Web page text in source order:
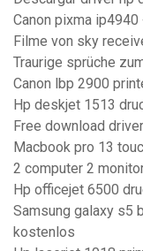
Canon pixma
Filme von sky
Traurige sprüche
Canon lbp 2900
Hp deskjet 1513
Free download
Macbook pro 13
2 computer 2
Hp officejet 6500
Samsung galaxy s5
kostenlos